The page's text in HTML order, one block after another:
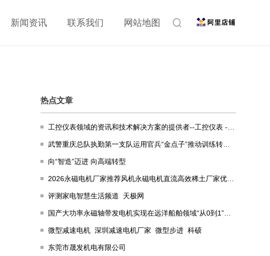
新闻资讯 联系我们 网站地图
热点文章
武警重庆总队执勤第一支队运用官兵“金点子”推动训练转变发展方式与经济转型
向“智造”迈进 向高端转型
2026永磁电机厂家推荐风机永磁电机直流高效稀土厂家优选指南！
评测家电智慧生活频道_天极网
国产大功率永磁轴带发电机实现在远洋船舶领域“从0到1”的突破
微型减速电机_深圳减速电机厂家_微型步进_科硕
东莞市晟发机电有限公司